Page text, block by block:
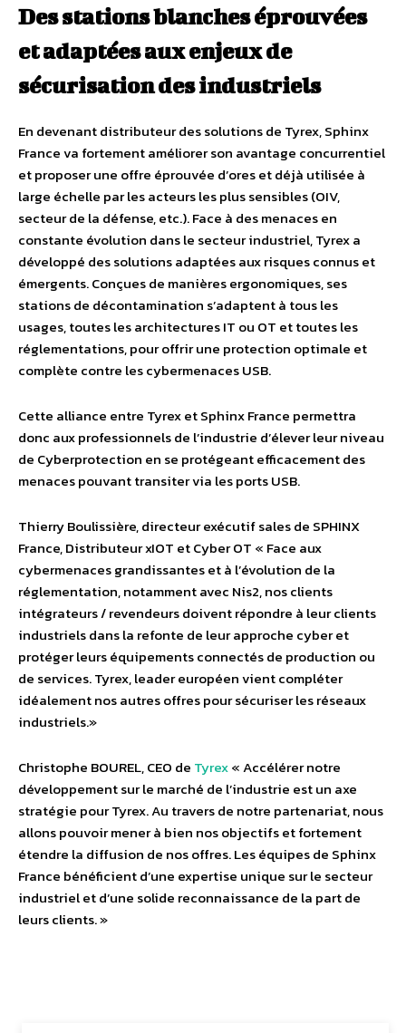
Des stations blanches éprouvées
et adaptées aux enjeux de
sécurisation des industriels
En devenant distributeur des solutions de Tyrex, Sphinx
France va fortement améliorer son avantage concurrentiel
et proposer une offre éprouvée d’ores et déjà utilisée à
large échelle par les acteurs les plus sensibles (OIV,
secteur de la défense, etc.). Face à des menaces en
constante évolution dans le secteur industriel, Tyrex a
développé des solutions adaptées aux risques connus et
émergents. Conçues de manières ergonomiques, ses
stations de décontamination s’adaptent à tous les
usages, toutes les architectures IT ou OT et toutes les
réglementations, pour offrir une protection optimale et
complète contre les cybermenaces USB.
Cette alliance entre Tyrex et Sphinx France permettra
donc aux professionnels de l’industrie d’élever leur niveau
de Cyberprotection en se protégeant efficacement des
menaces pouvant transiter via les ports USB.
Thierry Boulissière, directeur exécutif sales de SPHINX
France, Distributeur xIOT et Cyber OT « Face aux
cybermenaces grandissantes et à l’évolution de la
réglementation, notamment avec Nis2, nos clients
intégrateurs / revendeurs doivent répondre à leur clients
industriels dans la refonte de leur approche cyber et
protéger leurs équipements connectés de production ou
de services. Tyrex, leader européen vient compléter
idéalement nos autres offres pour sécuriser les réseaux
industriels.»
Christophe BOUREL, CEO de Tyrex« Accélérer notre
développement sur le marché de l’industrie est un axe
stratégie pour Tyrex. Au travers de notre partenariat, nous
allons pouvoir mener à bien nos objectifs et fortement
étendre la diffusion de nos offres. Les équipes de Sphinx
France bénéficient d’une expertise unique sur le secteur
industriel et d’une solide reconnaissance de la part de
leurs clients. »